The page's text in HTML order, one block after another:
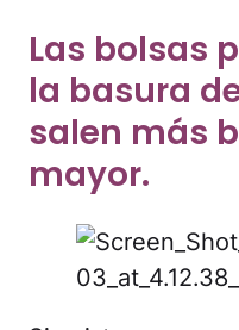
Las bolsas
la basura
salen más
mayor.